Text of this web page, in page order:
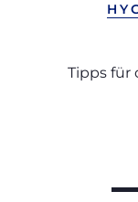
Tipps für